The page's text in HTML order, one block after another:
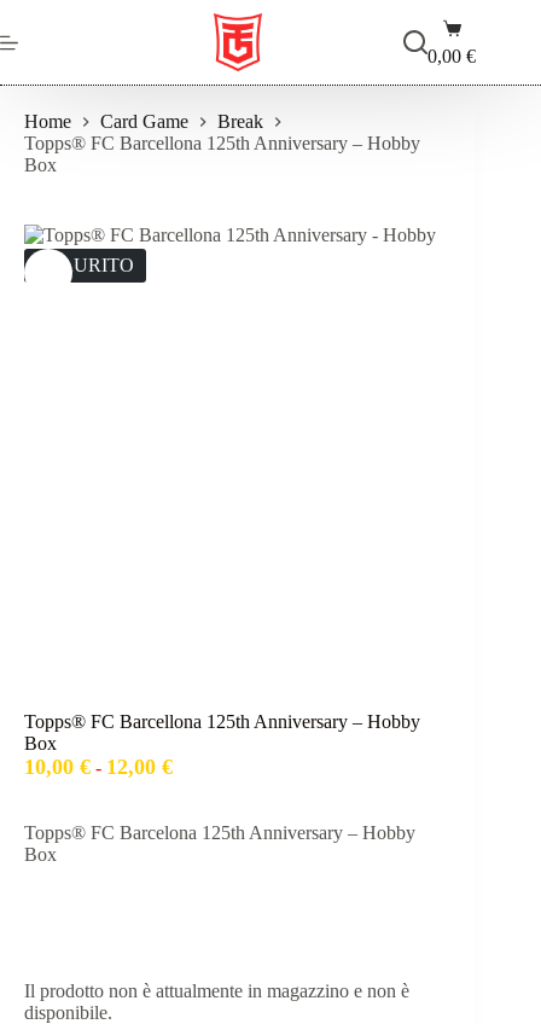
al
contenuto
Carrello
0,00€
Home Card Game
Break
Topps® FC Barcellona 125th Anniversary – Hobby
Box
ESAURITO
Topps® FC Barcellona 125th Anniversary – Hobby
Box
10,00 € - 12,00 €Fascia
da
Topps® FC Barcelona 125th Anniversary – Hobby
Box
Il prodotto non è attualmente in magazzino e non è
disponibile.